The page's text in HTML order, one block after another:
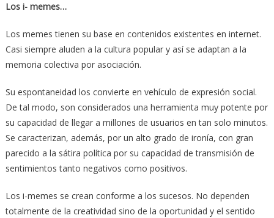
Los i- memes…
Los memes tienen su base en contenidos existentes en internet.
Casi siempre aluden a la cultura popular y así se adaptan a la
memoria colectiva por asociación.
Su espontaneidad los convierte en vehículo de expresión social.
De tal modo, son considerados una herramienta muy potente por
su capacidad de llegar a millones de usuarios en tan solo minutos.
Se caracterizan, además, por un alto grado de ironía, con gran
parecido a la sátira política por su capacidad de transmisión de
sentimientos tanto negativos como positivos.
Los i-memes se crean conforme a los sucesos. No dependen
totalmente de la creatividad sino de la oportunidad y el sentido